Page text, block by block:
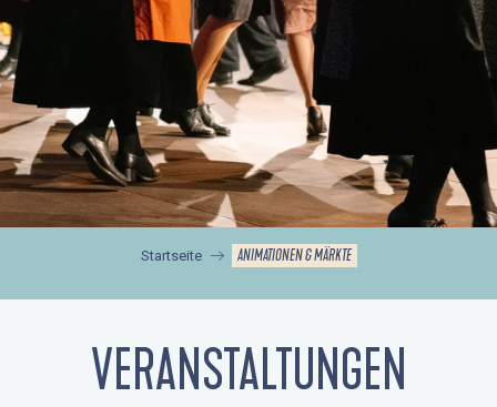
Startseite ANIMATIONEN & MÄRKTE
VERANSTALTUNGEN